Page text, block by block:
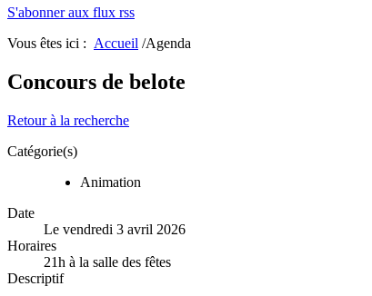
S'abonner aux flux rss
Vous êtes ici : Accueil /Agenda
Concours de belote
Retour à la recherche
Catégorie(s)
Animation
Date
Le vendredi 3 avril 2026
Horaires
21h à la salle des fêtes
Descriptif